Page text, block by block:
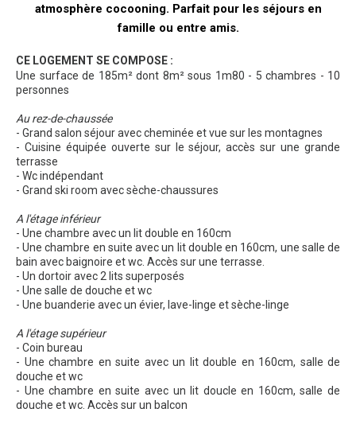
atmosphère cocooning. Parfait pour les séjours en
famille ou entre amis.
CE LOGEMENT SE COMPOSE :
Une surface de 185m² dont 8m² sous 1m80 - 5 chambres - 10
personnes
Au rez-de-chaussée
- Grand salon séjour avec cheminée et vue sur les montagnes
- Cuisine équipée ouverte sur le séjour, accès sur une grande
terrasse
- Wc indépendant
- Grand ski room avec sèche-chaussures
A l'étage inférieur
- Une chambre avec un lit double en 160cm
- Une chambre en suite avec un lit double en 160cm, une salle de
bain avec baignoire et wc. Accès sur une terrasse.
- Un dortoir avec 2 lits superposés
- Une salle de douche et wc
- Une buanderie avec un évier, lave-linge et sèche-linge
A l'étage supérieur
- Coin bureau
- Une chambre en suite avec un lit double en 160cm, salle de
douche et wc
- Une chambre en suite avec un lit doucle en 160cm, salle de
douche et wc. Accès sur un balcon